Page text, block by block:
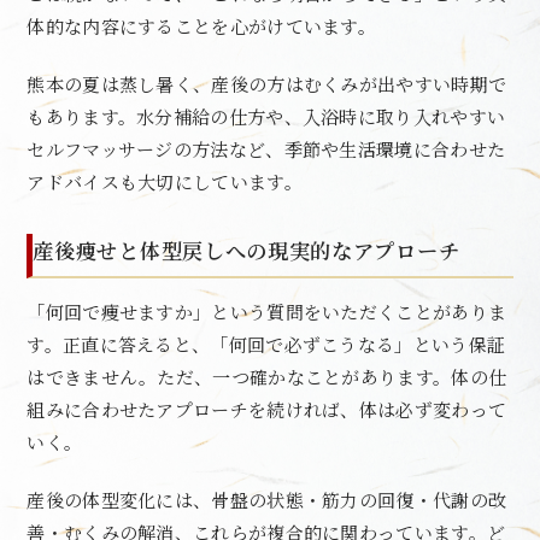
体的な内容にすることを心がけています。
熊本の夏は蒸し暑く、産後の方はむくみが出やすい時期で
もあります。水分補給の仕方や、入浴時に取り入れやすい
セルフマッサージの方法など、季節や生活環境に合わせた
アドバイスも大切にしています。
産後痩せと体型戻しへの現実的なアプローチ
「何回で痩せますか」という質問をいただくことがありま
す。正直に答えると、「何回で必ずこうなる」という保証
はできません。ただ、一つ確かなことがあります。体の仕
組みに合わせたアプローチを続ければ、体は必ず変わって
いく。
産後の体型変化には、骨盤の状態・筋力の回復・代謝の改
善・むくみの解消、これらが複合的に関わっています。ど